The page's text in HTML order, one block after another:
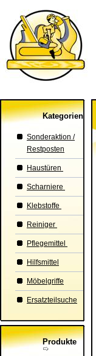
Kategorien
Sonderaktion /
Restposten
Haustüren
Scharniere
Klebstoffe
Reiniger
Pflegemittel
Hilfsmittel
Möbelgriffe
Ersatzteilsuche
Produkte